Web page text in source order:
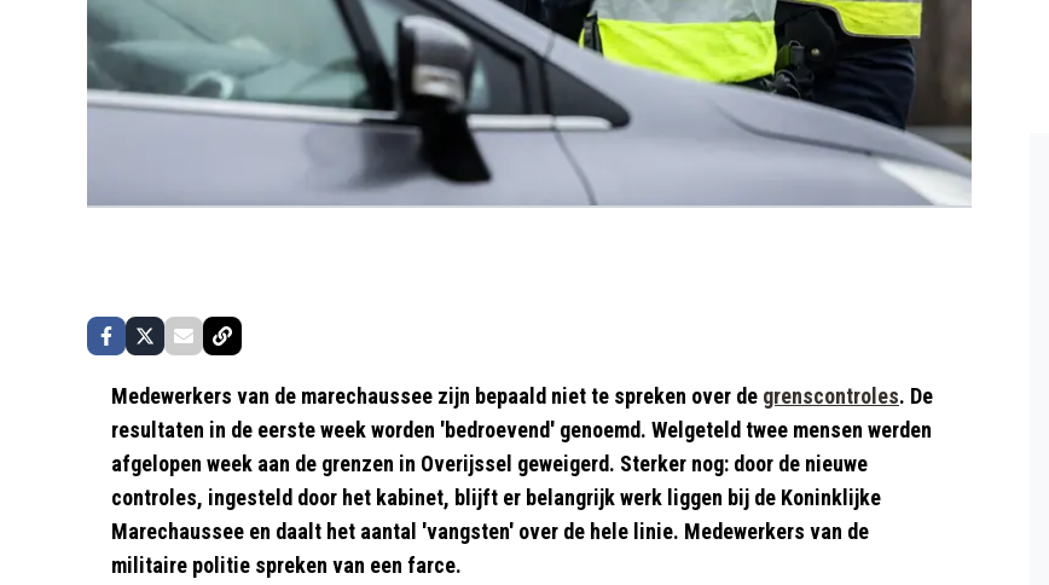
Medewerkers van de marechaussee zijn bepaald niet te spreken over de grenscontroles. De
resultaten in de eerste week worden 'bedroevend' genoemd. Welgeteld twee mensen werden
afgelopen week aan de grenzen in Overijssel geweigerd. Sterker nog: door de nieuwe
controles, ingesteld door het kabinet, blijft er belangrijk werk liggen bij de Koninklijke
Marechaussee en daalt het aantal 'vangsten' over de hele linie. Medewerkers van de
militaire politie spreken van een farce.